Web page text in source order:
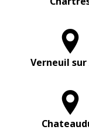
Verneuil sur